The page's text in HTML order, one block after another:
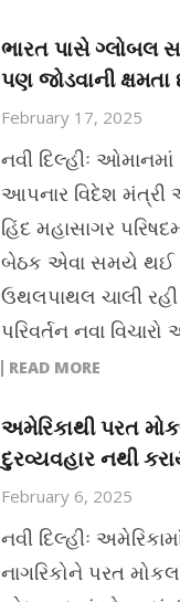
ભારત પાસે ગ્લોબલ
પણ જોડવાની
February 17, 2025
નવી દિલ્હીઃ
આપનાર વિદેશ
હિંદ મહાસાગર
બેઠક એવા સમયે થઈ
ઉથલપાથલ ચાલી
પરિવર્તન નવા
READ MORE
અમેરિકાથી પરત
દુરવ્યવહાર નથી
February 6, 2025
નવી દિલ્હીઃ
નાગરિકોને પરત